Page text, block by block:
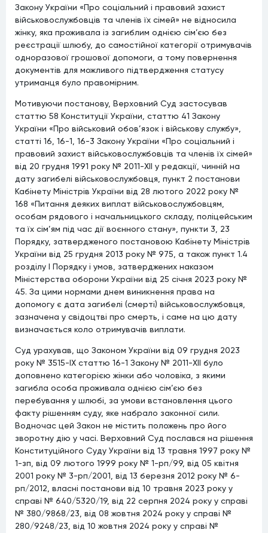
Закону України «Про соціальний і правовий захист
військовослужбовців та членів їх сімей» не відносила
жінку, яка проживала із загиблим однією сім’єю без
реєстрації шлюбу, до самостійної категорії отримувачів
одноразової грошової допомоги, а тому повернення
документів для можливого підтвердження статусу
утриманця було правомірним.
Мотивуючи постанову, Верховний Суд застосував
статтю 58 Конституції України, статтю 41 Закону
України «Про військовий обов’язок і військову службу»,
статті 16, 16-1, 16-3 Закону України «Про соціальний і
правовий захист військовослужбовців та членів їх сімей»
від 20 грудня 1991 року № 2011-XII у редакції, чинній на
дату загибелі військовослужбовця, пункт 2 постанови
Кабінету Міністрів України від 28 лютого 2022 року №
168 «Питання деяких виплат військовослужбовцям,
особам рядового і начальницького складу, поліцейським
та їх сім’ям під час дії воєнного стану», пункти 3, 23
Порядку, затвердженого постановою Кабінету Міністрів
України від 25 грудня 2013 року № 975, а також пункт 1.4
розділу I Порядку і умов, затверджених наказом
Міністерства оборони України від 25 січня 2023 року №
45. За цими нормами днем виникнення права на
допомогу є дата загибелі (смерті) військовослужбовця,
зазначена у свідоцтві про смерть, і саме на цю дату
визначається коло отримувачів виплати.
Суд урахував, що Законом України від 09 грудня 2023
року № 3515-IX статтю 16-1 Закону № 2011-XII було
доповнено категорією жінки або чоловіка, з якими
загибла особа проживала однією сім’єю без
перебування у шлюбі, за умови встановлення цього
факту рішенням суду, яке набрало законної сили.
Водночас цей Закон не містить положень про його
зворотну дію у часі. Верховний Суд послався на рішення
Конституційного Суду України від 13 травня 1997 року №
1-зп, від 09 лютого 1999 року № 1-рп/99, від 05 квітня
2001 року № 3-рп/2001, від 13 березня 2012 року № 6-
рп/2012, власні постанови від 10 травня 2023 року у
справі № 640/5320/19, від 22 серпня 2024 року у справі
№ 380/9868/23, від 08 жовтня 2024 року у справі №
280/9248/23, від 10 жовтня 2024 року у справі №